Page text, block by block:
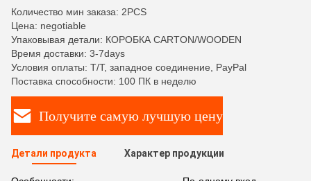
Количество мин заказа: 2PCS
Цена: negotiable
Упаковывая детали: КОРОБКА CARTON/WOODEN
Время доставки: 3-7days
Условия оплаты: T/T, западное соединение, PayPal
Поставка способности: 100 ПК в неделю
Получите самую лучшую цену
Детали продукта Характер продукции